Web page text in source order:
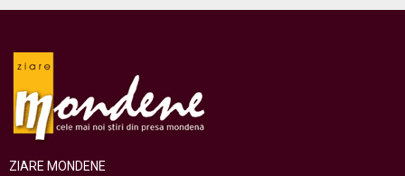
ZIARE MONDENE